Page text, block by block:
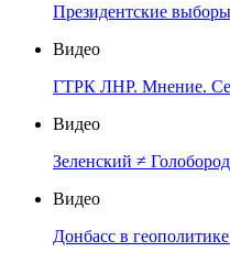
Президентские
Видео
ГТРК ЛНР. Мнение.
Видео
Зеленский ≠
Видео
Донбасс в